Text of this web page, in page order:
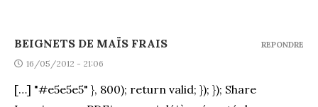
BEIGNETS DE MAÏS FRAIS
16/05/2012 - 21:06
[…] "#e5e5e5" }, 800); return valid; }); }); Share
REPONDRE